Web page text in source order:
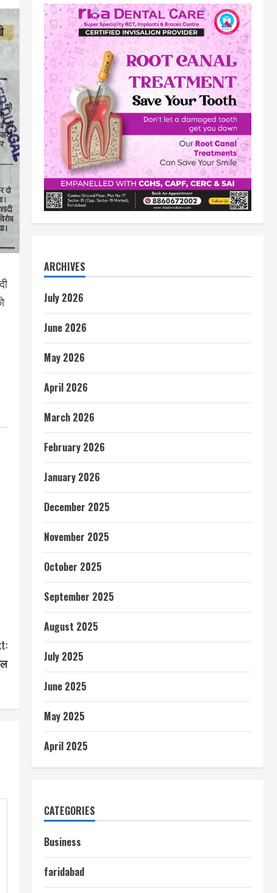
ARCHIVES
July 2026
June 2026
May 2026
April 2026
March 2026
February 2026
January 2026
December 2025
November 2025
October 2025
September 2025
August 2025
July 2025
June 2025
May 2025
April 2025
CATEGORIES
Business
faridabad